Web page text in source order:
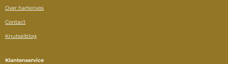
Over hartenvos
Contact
Knutselblog
Klantenservice